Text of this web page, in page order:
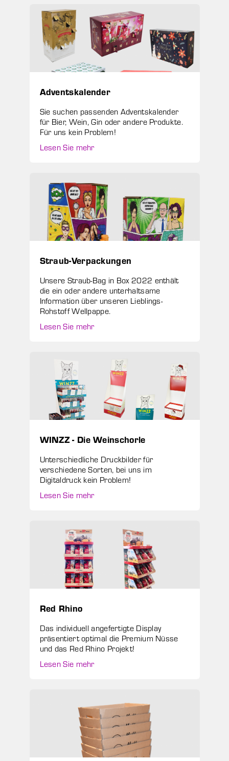
Adventskalender
Sie suchen passenden Adventskalender
für Bier, Wein, Gin oder andere Produkte.
Für uns kein Problem!
Lesen Sie mehr
Straub-Verpackungen
Unsere Straub-Bag in Box 2022 enthält
die ein oder andere unterhaltsame
Information über unseren Lieblings-
Rohstoff Wellpappe.
Lesen Sie mehr
WINZZ - Die Weinschorle
Unterschiedliche Druckbilder für
verschiedene Sorten, bei uns im
Digitaldruck kein Problem!
Lesen Sie mehr
Red Rhino
Das individuell angefertigte Display
präsentiert optimal die Premium Nüsse
und das Red Rhino Projekt!
Lesen Sie mehr